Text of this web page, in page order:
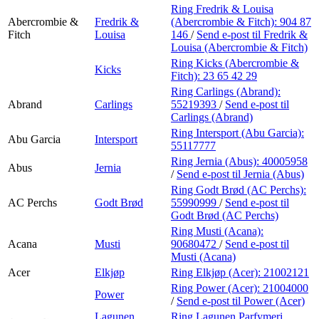
Abercrombie &
Fitch
Fredrik &
Louisa
Ring Fredrik & Louisa
(Abercrombie & Fitch): 904 87
146 / Send e-post til Fredrik &
Louisa (Abercrombie & Fitch)
Kicks
Ring Kicks (Abercrombie &
Fitch): 23 65 42 29
Abrand Carlings
Ring Carlings (Abrand):
55219393 / Send e-post til
Carlings (Abrand)
Abu Garcia
Intersport
Ring Intersport (Abu Garcia):
55117777
Abus
Jernia
Ring Jernia (Abus): 40005958
/ Send e-post til Jernia (Abus)
AC Perchs Godt Brød
Ring Godt Brød (AC Perchs):
55990999 / Send e-post til
Godt Brød (AC Perchs)
Acana Musti
Ring Musti (Acana):
90680472 / Send e-post til
Musti (Acana)
Acer
Elkjøp Ring Elkjøp (Acer): 21002121
Power
Ring Power (Acer): 21004000
/ Send e-post til Power (Acer)
Lagunen
Ring Lagunen Parfymeri